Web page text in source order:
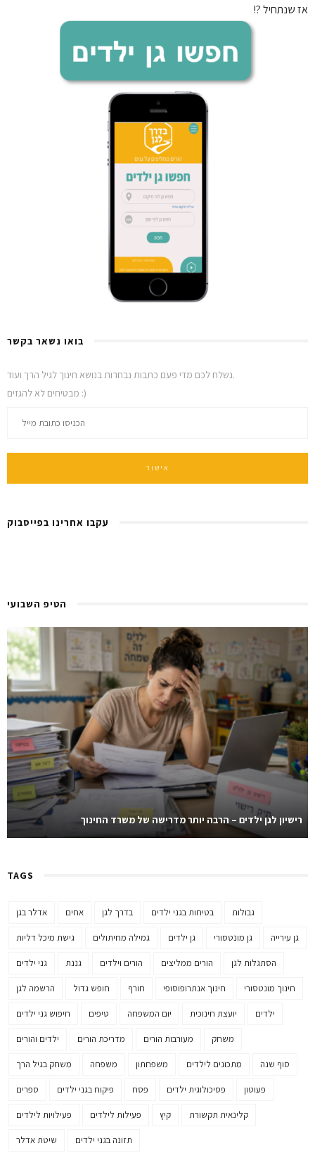
אז שנתחיל ?!
בואו נשאר בקשר
נשלח לכם מדי פעם כתבות נבחרות בנושא חינוך לגיל הרך ועוד.
מבטיחים לא להגזים :)
עקבו אחרינו בפייסבוק
הטיפ השבועי
רישיון לגן ילדים – הרבה יותר מדרישה של משרד החינוך
TAGS
אדלר בגן אחים בדרך לגן בטיחות בגני ילדים גבולות
גישת מיכל דליות גמילה מחיתולים גן ילדים גן מונטסורי גן עירייה
גני ילדים גננת הורים וילדים הורים ממליצים הסתגלות לגן
הרשמה לגן חופש גדול חורף חינוך אנתרופוסופי חינוך מונטסורי
חיפוש גני ילדים טיפים יום המשפחה יועצת חינוכית ילדים
ילדים והורים מדריכת הורים מעורבות הורים משחק
משחק בגיל הרך משפחה משפחתון מתכונים לילדים סוף שנה
ספרים פיקוח בגני ילדים פסח פסיכולוגית ילדים פעוטון
פעילויות לילדים פעילות לילדים קיץ קלינאית תקשורת
שיטת אדלר תזונה בגני ילדים